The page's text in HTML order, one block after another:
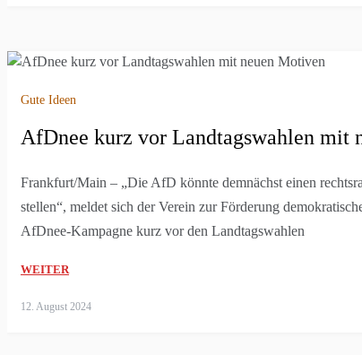
Gute Ideen
AfDnee kurz vor Landtagswahlen mit
Frankfurt/Main – „Die AfD könnte demnächst einen
stellen“, meldet sich der Verein zur Förderung
AfDnee-Kampagne kurz vor den Landtagswahlen
WEITER
12. August 2024